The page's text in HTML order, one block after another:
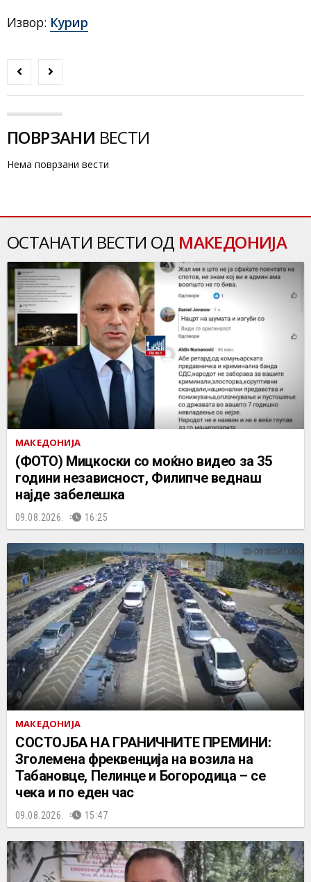
Извор: Курир
ПОВРЗАНИ ВЕСТИ
Нема поврзани вести
ОСТАНАТИ ВЕСТИ ОД МАКЕДОНИЈА
МАКЕДОНИЈА
(ФОТО) Мицкоски со моќно видео за 35
години независност, Филипче веднаш
најде забелешка
09.08.2026. 16:25
МАКЕДОНИЈА
СОСТОЈБА НА ГРАНИЧНИТЕ ПРЕМИНИ:
Зголемена фреквенција на возила на
Табановце, Пелинце и Богородица – се
чека и по еден час
09.08.2026. 15:47